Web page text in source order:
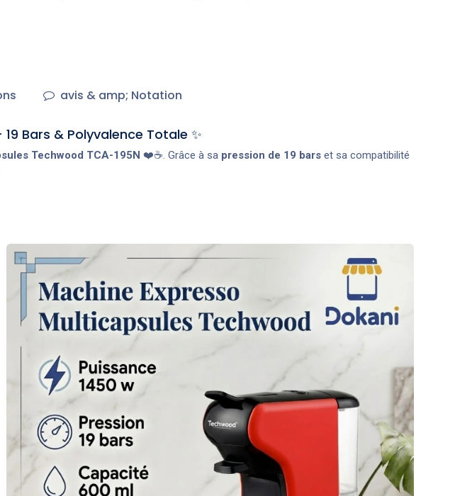
avis & amp; Notation
Bars & Polyvalence Totale ✨
Techwood TCA-195N ❤️☕. Grâce à sa pression de 19 barset sa compatibilité